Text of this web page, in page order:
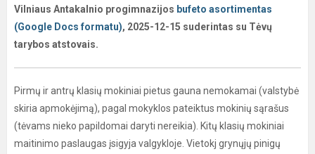
Vilniaus Antakalnio progimnazijos bufeto asortimentas
(Google Docs formatu), 2025-12-15 suderintas su Tėvų
tarybos atstovais.
Pirmų ir antrų klasių mokiniai pietus gauna nemokamai (valstybė
skiria apmokėjimą), pagal mokyklos pateiktus mokinių sąrašus
(tėvams nieko papildomai daryti nereikia). Kitų klasių mokiniai
maitinimo paslaugas įsigyja valgykloje. Vietokj grynųjų pinigų